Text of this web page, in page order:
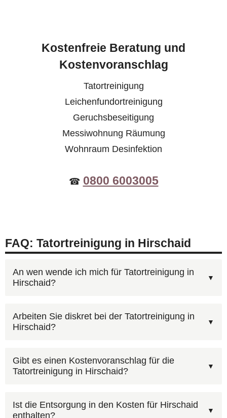
Kostenfreie Beratung und
Kostenvoranschlag
Tatortreinigung
Leichenfundortreinigung
Geruchsbeseitigung
Messiwohnung Räumung
Wohnraum Desinfektion
☎ 0800 6003005
FAQ: Tatortreinigung in Hirschaid
An wen wende ich mich für Tatortreinigung in
Hirschaid?
Für Tatortreinigung in Hirschaid erreichen Sie
uns unter0800 6003005
uns um alles Weitere. Sie können auch unser
Kontaktformular mit Foto-Upload
Arbeiten Sie diskret bei der Tatortreinigung in
Hirschaid?
Wir legen großen Wert darauf, dass unser
Einsatz in Hirschaid für Außenstehende nicht als
Fahrzeuge, neutrale Kleidung und diskrete
Gibt es einen Kostenvoranschlag für die
Tatortreinigung in Hirschaid?
Die Kosten variieren je nach Einsatzumfang.
Ist die Entsorgung in den Kosten für Hirschaid
enthalten?